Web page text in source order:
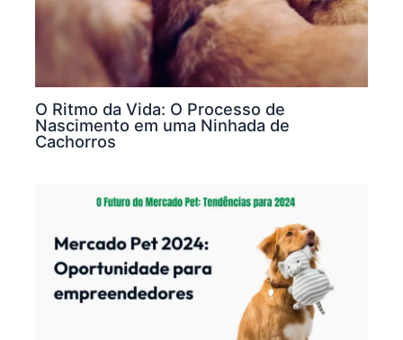
O Ritmo da Vida: O Processo de
Nascimento em uma Ninhada de
Cachorros